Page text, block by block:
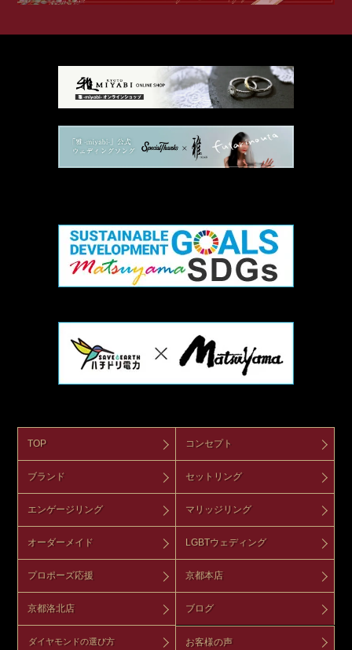
TOP コンセプト
ブランド セットリング
エンゲージリング マリッジリング
オーダーメイド LGBTウェディング
プロポーズ応援 京都本店
京都洛北店 ブログ
ダイヤモンドの選び方 お客様の声